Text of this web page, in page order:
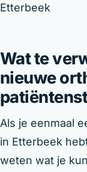
Etterbeek
Wat te
nieuwe
Als je eenmaal
in Etterbeek
weten wat je